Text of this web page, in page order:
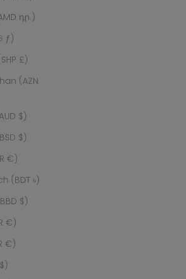
դր.)
ƒ)
£)
(AZN
$)
$)
€)
(BDT ৳)
$)
€)
€)